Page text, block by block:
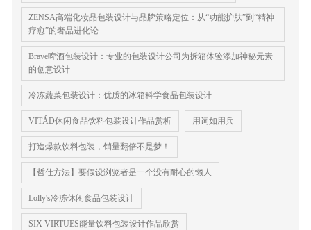
ZENSA高端化妆品包装设计与品牌策略定位：从“功能护肤”到“精神
疗愈”的奢品进化论
Brave啤酒包装设计：专业的包装设计公司为拆箱体验添加神秘元素
的创意设计
冷冻蔬菜包装设计：优质的冰箱科学食品包装设计
VITÁD休闲食品饮料包装设计作品赏析 用词如用兵
​打造爆款饮料包装，销量翻倍不是梦！
【哲仕方法】要假设浏览者是一个没有耐心的懒人
Lolly's冷冻休闲食品包装设计
SIX VIRTUES能量饮料包装设计作品欣赏